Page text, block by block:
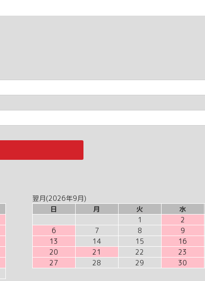
翌月(2026年9月)
日
月 火 水
1
2
6
7 8 9
13
14 15 16
20
21 22 23
27
28 29 30